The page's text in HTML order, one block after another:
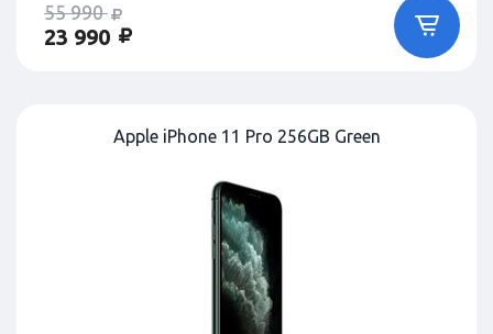
55 990
23 990
Apple iPhone 11 Pro 256GB Green